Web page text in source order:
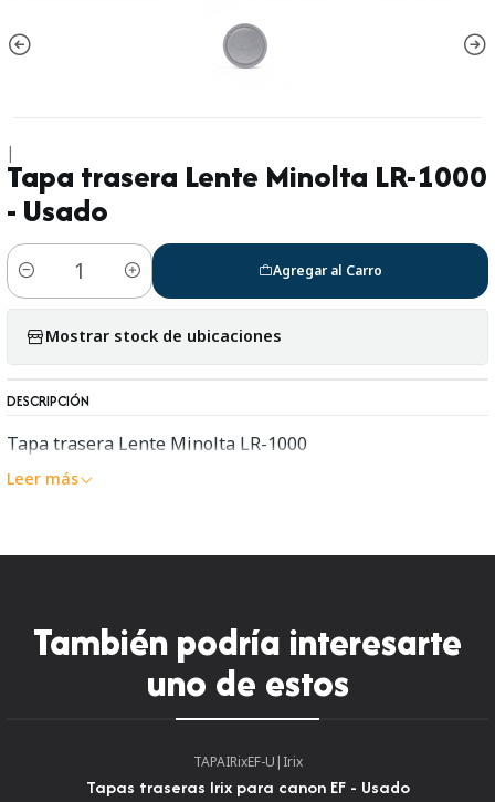
|
Tapa trasera Lente Minolta LR-1000
- Usado
Cantidad
Agregar al Carro
Mostrar stock de ubicaciones
DESCRIPCIÓN
Tapa trasera Lente Minolta LR-1000
Leer más
También podría interesarte
uno de estos
TAPAIRixEF-U | Irix
Tapas traseras Irix para canon EF - Usado